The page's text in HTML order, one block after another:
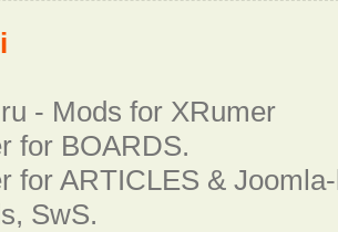
- Mods for XRumer
for BOARDS.
for ARTICLES &
SwS.